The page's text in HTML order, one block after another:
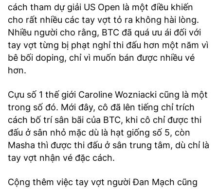
cách tham dự giải US Open là một điều khiến
cho rất nhiều các tay vợt tỏ ra không hài lòng.
Nhiều người cho rằng, BTC đã quá ưu ái đối với
tay vợt từng bị phạt nghỉ thi đấu hơn một năm vì
bê bối doping, chỉ vì muốn bán được nhiều vé
hơn.
Cựu số 1 thế giới Caroline Wozniacki cũng là một
trong số đó. Mới đây, cô đã lên tiếng chỉ trích
cách bố trí sân bãi của BTC, khi cô chỉ được thi
đấu ở sân nhỏ mặc dù là hạt giống số 5, còn
Masha thì được thi đấu ở sân trung tâm, dù chỉ là
tay vợt nhận vé đặc cách.
Cộng thêm việc tay vợt người Đan Mạch cũng